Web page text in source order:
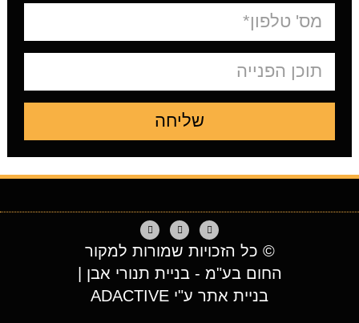
שליחה
© כל הזכויות שמורות למקור
החום בע"מ - בניית תנורי אבן |
בניית אתר ע"י ADACTIVE